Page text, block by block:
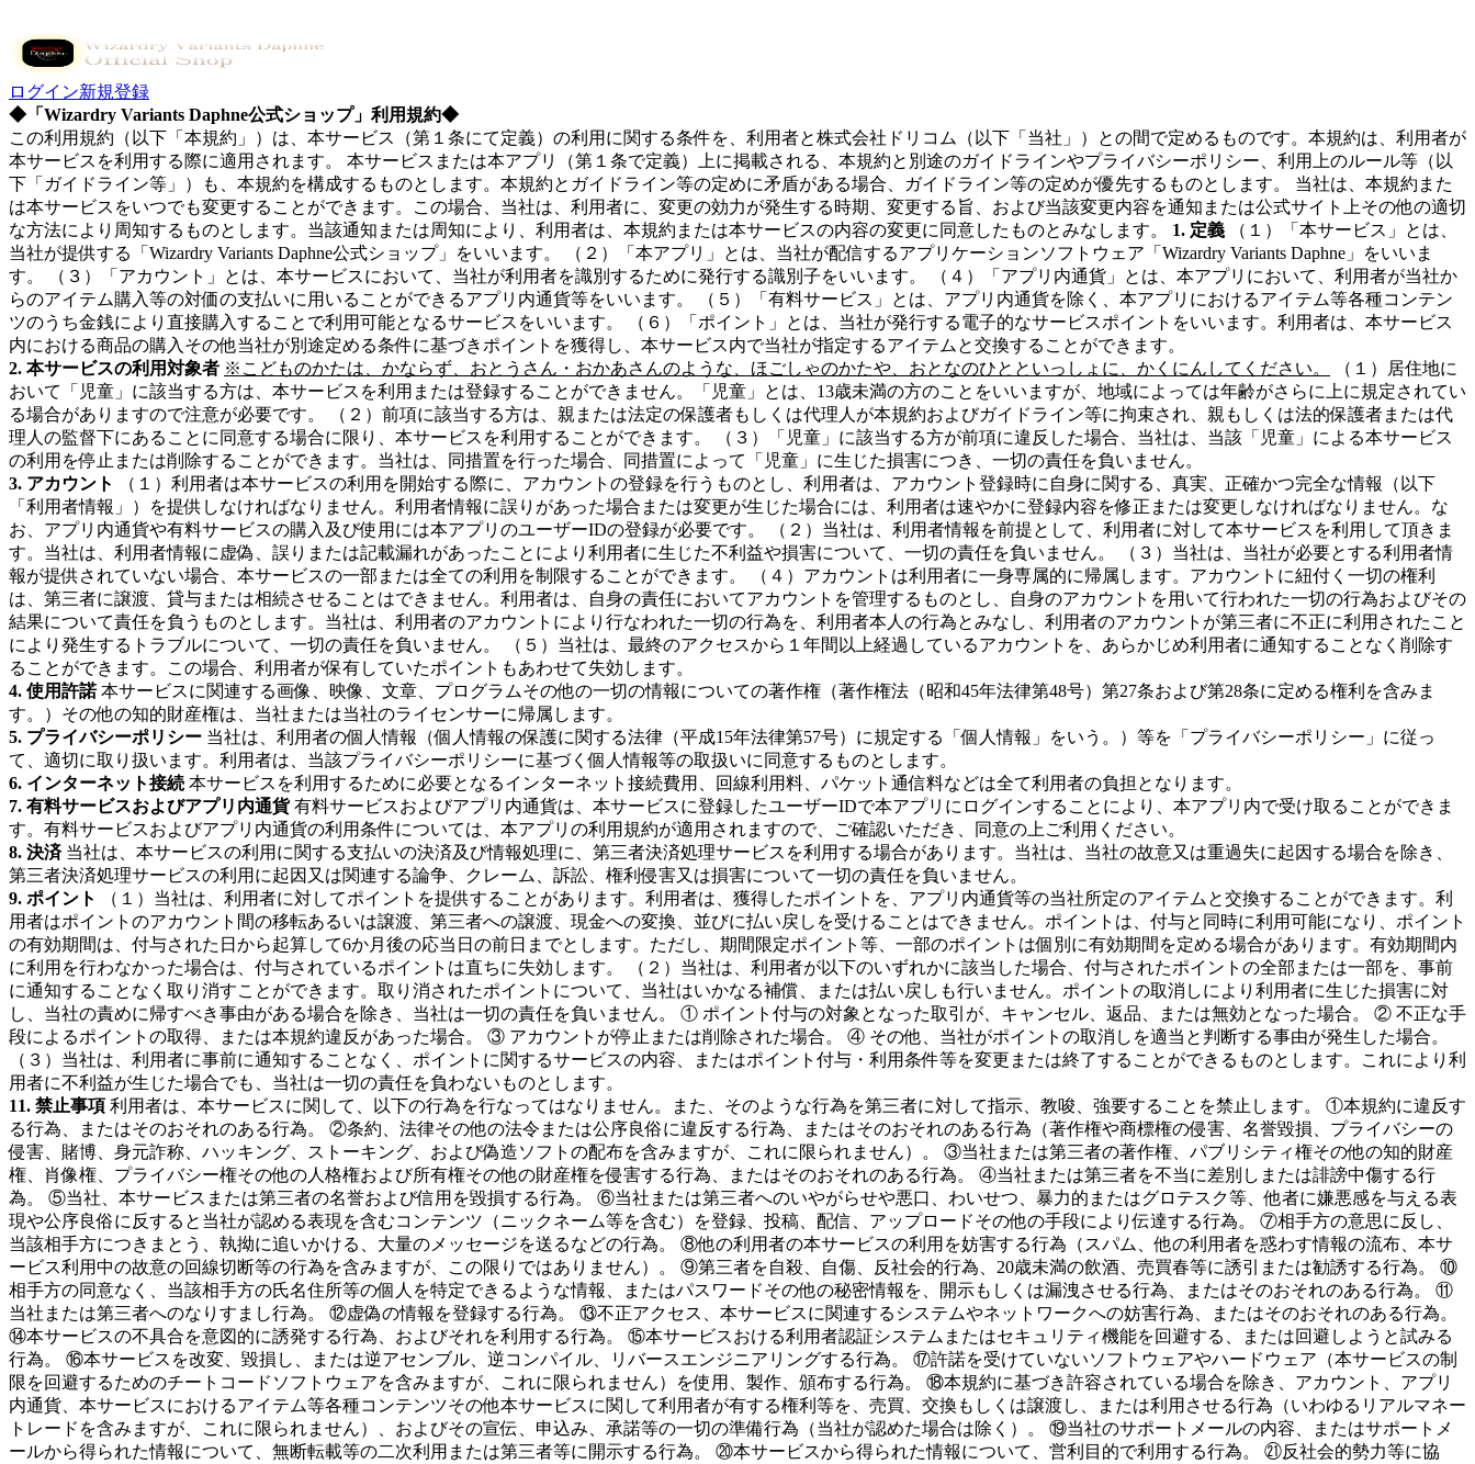
ログイン新規登録
◆「Wizardry Variants Daphne公式ショップ」利用規約◆
この利用規約（以下「本規約」）は、本サービス（第１条にて定義）の利用に関する条件を、利用者と株式会社ドリコム（以下「当社」）との間で定めるものです。本規約は、利用者が
本サービスを利用する際に適用されます。 本サービスまたは本アプリ（第１条で定義）上に掲載される、本規約と別途のガイドラインやプライバシーポリシー、利用上のルール等（以
下「ガイドライン等」）も、本規約を構成するものとします。本規約とガイドライン等の定めに矛盾がある場合、ガイドライン等の定めが優先するものとします。 当社は、本規約また
は本サービスをいつでも変更することができます。この場合、当社は、利用者に、変更の効力が発生する時期、変更する旨、および当該変更内容を通知または公式サイト上その他の適切
な方法により周知するものとします。当該通知または周知により、利用者は、本規約または本サービスの内容の変更に同意したものとみなします。 1. 定義 （１）「本サービス」とは、
当社が提供する「Wizardry Variants Daphne公式ショップ」をいいます。 （２）「本アプリ」とは、当社が配信するアプリケーションソフトウェア「Wizardry Variants Daphne」をいいま
す。 （３）「アカウント」とは、本サービスにおいて、当社が利用者を識別するために発行する識別子をいいます。 （４）「アプリ内通貨」とは、本アプリにおいて、利用者が当社か
らのアイテム購入等の対価の支払いに用いることができるアプリ内通貨等をいいます。 （５）「有料サービス」とは、アプリ内通貨を除く、本アプリにおけるアイテム等各種コンテン
ツのうち金銭により直接購入することで利用可能となるサービスをいいます。 （６）「ポイント」とは、当社が発行する電子的なサービスポイントをいいます。利用者は、本サービス
内における商品の購入その他当社が別途定める条件に基づきポイントを獲得し、本サービス内で当社が指定するアイテムと交換することができます。
2. 本サービスの利用対象者 ※こどものかたは、かならず、おとうさん・おかあさんのような、ほごしゃのかたや、おとなのひとといっしょに、かくにんしてください。
（１）居住地に
おいて「児童」に該当する方は、本サービスを利用または登録することができません。「児童」とは、13歳未満の方のことをいいますが、地域によっては年齢がさらに上に規定されてい
る場合がありますので注意が必要です。 （２）前項に該当する方は、親または法定の保護者もしくは代理人が本規約およびガイドライン等に拘束され、親もしくは法的保護者または代
理人の監督下にあることに同意する場合に限り、本サービスを利用することができます。 （３）「児童」に該当する方が前項に違反した場合、当社は、当該「児童」による本サービス
の利用を停止または削除することができます。当社は、同措置を行った場合、同措置によって「児童」に生じた損害につき、一切の責任を負いません。
3. アカウント
（１）利用者は本サービスの利用を開始する際に、アカウントの登録を行うものとし、利用者は、アカウント登録時に自身に関する、真実、正確かつ完全な情報（以下
「利用者情報」）を提供しなければなりません。利用者情報に誤りがあった場合または変更が生じた場合には、利用者は速やかに登録内容を修正または変更しなければなりません。な
お、アプリ内通貨や有料サービスの購入及び使用には本アプリのユーザーIDの登録が必要です。 （２）当社は、利用者情報を前提として、利用者に対して本サービスを利用して頂きま
す。当社は、利用者情報に虚偽、誤りまたは記載漏れがあったことにより利用者に生じた不利益や損害について、一切の責任を負いません。 （３）当社は、当社が必要とする利用者情
報が提供されていない場合、本サービスの一部または全ての利用を制限することができます。 （４）アカウントは利用者に一身専属的に帰属します。アカウントに紐付く一切の権利
は、第三者に譲渡、貸与または相続させることはできません。利用者は、自身の責任においてアカウントを管理するものとし、自身のアカウントを用いて行われた一切の行為およびその
結果について責任を負うものとします。当社は、利用者のアカウントにより行なわれた一切の行為を、利用者本人の行為とみなし、利用者のアカウントが第三者に不正に利用されたこと
により発生するトラブルについて、一切の責任を負いません。 （５）当社は、最終のアクセスから１年間以上経過しているアカウントを、あらかじめ利用者に通知することなく削除す
ることができます。この場合、利用者が保有していたポイントもあわせて失効します。
4. 使用許諾本サービスに関連する画像、映像、文章、プログラムその他の一切の情報についての著作権（著作権法（昭和45年法律第48号）第27条および第28条に定める権利を含みま
す。）その他の知的財産権は、当社または当社のライセンサーに帰属します。
5. プライバシーポリシー 当社は、利用者の個人情報（個人情報の保護に関する法律（平成15年法律第57号）に規定する「個人情報」をいう。）等を「プライバシーポリシー」に従っ
て、適切に取り扱います。利用者は、当該プライバシーポリシーに基づく個人情報等の取扱いに同意するものとします。
6. インターネット接続 本サービスを利用するために必要となるインターネット接続費用、回線利用料、パケット通信料などは全て利用者の負担となります。
7. 有料サービスおよびアプリ内通貨有料サービスおよびアプリ内通貨は、本サービスに登録したユーザーIDで本アプリにログインすることにより、本アプリ内で受け取ることができま
す。有料サービスおよびアプリ内通貨の利用条件については、本アプリの利用規約が適用されますので、ご確認いただき、同意の上ご利用ください。
8. 決済当社は、本サービスの利用に関する支払いの決済及び情報処理に、第三者決済処理サービスを利用する場合があります。当社は、当社の故意又は重過失に起因する場合を除き、
第三者決済処理サービスの利用に起因又は関連する論争、クレーム、訴訟、権利侵害又は損害について一切の責任を負いません。
9. ポイント
（１）当社は、利用者に対してポイントを提供することがあります。利用者は、獲得したポイントを、アプリ内通貨等の当社所定のアイテムと交換することができます。利
用者はポイントのアカウント間の移転あるいは譲渡、第三者への譲渡、現金への変換、並びに払い戻しを受けることはできません。ポイントは、付与と同時に利用可能になり、ポイント
の有効期間は、付与された日から起算して6か月後の応当日の前日までとします。ただし、期間限定ポイント等、一部のポイントは個別に有効期間を定める場合があります。有効期間内
に利用を行わなかった場合は、付与されているポイントは直ちに失効します。 （２）当社は、利用者が以下のいずれかに該当した場合、付与されたポイントの全部または一部を、事前
に通知することなく取り消すことができます。取り消されたポイントについて、当社はいかなる補償、または払い戻しも行いません。ポイントの取消しにより利用者に生じた損害に対
し、当社の責めに帰すべき事由がある場合を除き、当社は一切の責任を負いません。 ① ポイント付与の対象となった取引が、キャンセル、返品、または無効となった場合。 ② 不正な手
段によるポイントの取得、または本規約違反があった場合。 ③ アカウントが停止または削除された場合。 ④ その他、当社がポイントの取消しを適当と判断する事由が発生した場合。
（３）当社は、利用者に事前に通知することなく、ポイントに関するサービスの内容、またはポイント付与・利用条件等を変更または終了することができるものとします。これにより利
用者に不利益が生じた場合でも、当社は一切の責任を負わないものとします。
11. 禁止事項 利用者は、本サービスに関して、以下の行為を行なってはなりません。また、そのような行為を第三者に対して指示、教唆、強要することを禁止します。 ①本規約に違反す
る行為、またはそのおそれのある行為。 ②条約、法律その他の法令または公序良俗に違反する行為、またはそのおそれのある行為（著作権や商標権の侵害、名誉毀損、プライバシーの
侵害、賭博、身元詐称、ハッキング、ストーキング、および偽造ソフトの配布を含みますが、これに限られません）。 ③当社または第三者の著作権、パブリシティ権その他の知的財産
権、肖像権、プライバシー権その他の人格権および所有権その他の財産権を侵害する行為、またはそのおそれのある行為。 ④当社または第三者を不当に差別しまたは誹謗中傷する行
為。 ⑤当社、本サービスまたは第三者の名誉および信用を毀損する行為。 ⑥当社または第三者へのいやがらせや悪口、わいせつ、暴力的またはグロテスク等、他者に嫌悪感を与える表
現や公序良俗に反すると当社が認める表現を含むコンテンツ（ニックネーム等を含む）を登録、投稿、配信、アップロードその他の手段により伝達する行為。 ⑦相手方の意思に反し、
当該相手方につきまとう、執拗に追いかける、大量のメッセージを送るなどの行為。 ⑧他の利用者の本サービスの利用を妨害する行為（スパム、他の利用者を惑わす情報の流布、本サ
ービス利用中の故意の回線切断等の行為を含みますが、この限りではありません）。 ⑨第三者を自殺、自傷、反社会的行為、20歳未満の飲酒、売買春等に誘引または勧誘する行為。 ⑩
相手方の同意なく、当該相手方の氏名住所等の個人を特定できるような情報、またはパスワードその他の秘密情報を、開示もしくは漏洩させる行為、またはそのおそれのある行為。 ⑪
当社または第三者へのなりすまし行為。 ⑫虚偽の情報を登録する行為。 ⑬不正アクセス、本サービスに関連するシステムやネットワークへの妨害行為、またはそのおそれのある行為。
⑭本サービスの不具合を意図的に誘発する行為、およびそれを利用する行為。 ⑮本サービスおける利用者認証システムまたはセキュリティ機能を回避する、または回避しようと試みる
行為。 ⑯本サービスを改変、毀損し、または逆アセンブル、逆コンパイル、リバースエンジニアリングする行為。 ⑰許諾を受けていないソフトウェアやハードウェア（本サービスの制
限を回避するためのチートコードソフトウェアを含みますが、これに限られません）を使用、製作、頒布する行為。 ⑱本規約に基づき許容されている場合を除き、アカウント、アプリ
内通貨、本サービスにおけるアイテム等各種コンテンツその他本サービスに関して利用者が有する権利等を、売買、交換もしくは譲渡し、または利用させる行為（いわゆるリアルマネー
トレードを含みますが、これに限られません）、およびその宣伝、申込み、承諾等の一切の準備行為（当社が認めた場合は除く）。 ⑲当社のサポートメールの内容、またはサポートメ
ールから得られた情報について、無断転載等の二次利用または第三者等に開示する行為。 ⑳本サービスから得られた情報について、営利目的で利用する行為。 ㉑反社会的勢力等に協